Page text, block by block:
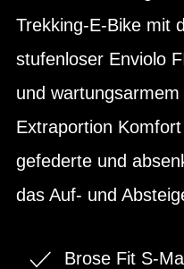
Trekking-E-Bike mit
stufenloser Enviolo
und
Extraportion
gefederte und
das Auf- und
Brose Fit S-